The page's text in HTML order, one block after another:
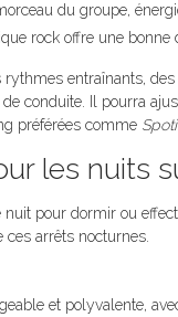
du groupe,
rock offre une
entraînants,
conduite. Il pourra
préférées comme
les nuits
nuit pour dormir ou
arrêts nocturnes.
et polyvalente,